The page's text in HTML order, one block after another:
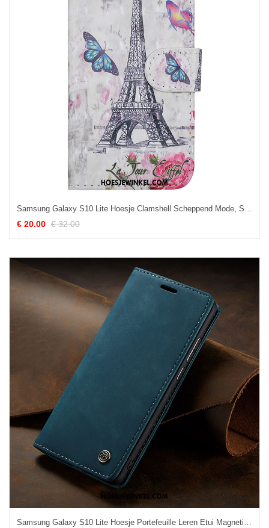
Samsung Galaxy S10 Lite Hoesje Clamshell Scheppend Mode, Samsung Galaxy S10 Lite Hoesje Persoonlijk Trend
€ 20.00 € 32.00
Samsung Galaxy S10 Lite Hoesje Portefeuille Leren Etui Magnetisch, Samsung Galaxy S10 Lite Hoesje Jeugd Mobiele Telefoon